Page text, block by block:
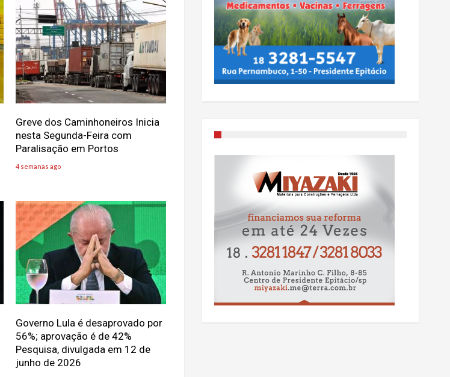
Greve dos Caminhoneiros Inicia
nesta Segunda-Feira com
Paralisação em Portos
4 semanas ago
Governo Lula é desaprovado por
56%; aprovação é de 42%
Pesquisa, divulgada em 12 de
junho de 2026